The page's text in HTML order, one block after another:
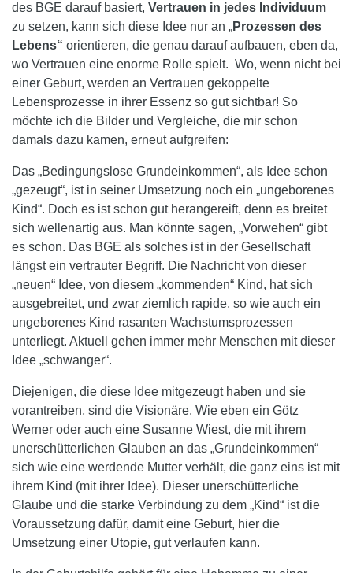
des BGE darauf basiert, Vertrauen in jedes Individuum
zu setzen, kann sich diese Idee nur an „Prozessen des
Lebens“ orientieren, die genau darauf aufbauen, eben da,
wo Vertrauen eine enorme Rolle spielt. Wo, wenn nicht bei
einer Geburt, werden an Vertrauen gekoppelte
Lebensprozesse in ihrer Essenz so gut sichtbar! So
möchte ich die Bilder und Vergleiche, die mir schon
damals dazu kamen, erneut aufgreifen:
Das „Bedingungslose Grundeinkommen“, als Idee schon
„gezeugt“, ist in seiner Umsetzung noch ein „ungeborenes
Kind“. Doch es ist schon gut herangereift, denn es breitet
sich wellenartig aus. Man könnte sagen, „Vorwehen“ gibt
es schon. Das BGE als solches ist in der Gesellschaft
längst ein vertrauter Begriff. Die Nachricht von dieser
„neuen“ Idee, von diesem „kommenden“ Kind, hat sich
ausgebreitet, und zwar ziemlich rapide, so wie auch ein
ungeborenes Kind rasanten Wachstumsprozessen
unterliegt. Aktuell gehen immer mehr Menschen mit dieser
Idee „schwanger“.
Diejenigen, die diese Idee mitgezeugt haben und sie
vorantreiben, sind die Visionäre. Wie eben ein Götz
Werner oder auch eine Susanne Wiest, die mit ihrem
unerschütterlichen Glauben an das „Grundeinkommen“
sich wie eine werdende Mutter verhält, die ganz eins ist mit
ihrem Kind (mit ihrer Idee). Dieser unerschütterliche
Glaube und die starke Verbindung zu dem „Kind“ ist die
Voraussetzung dafür, damit eine Geburt, hier die
Umsetzung einer Utopie, gut verlaufen kann.